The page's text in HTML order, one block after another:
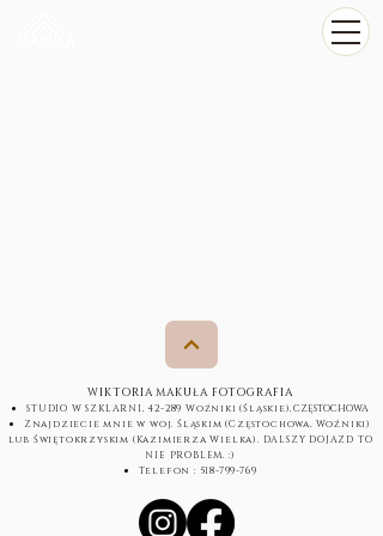
WIKTORIA MAKUŁA FOTOGRAFIA
STUDIO W SZKLARNI, 42-289 Woźniki (Śląskie), CZĘSTOCHOWA
Znajdziecie mnie w woj. Śląskim (Częstochowa, Woźniki)
lub Świętokrzyskim (Kazimierza Wielka). DALSZY DOJAZD TO
NIE PROBLEM. :)
Telefon : 518-799-769